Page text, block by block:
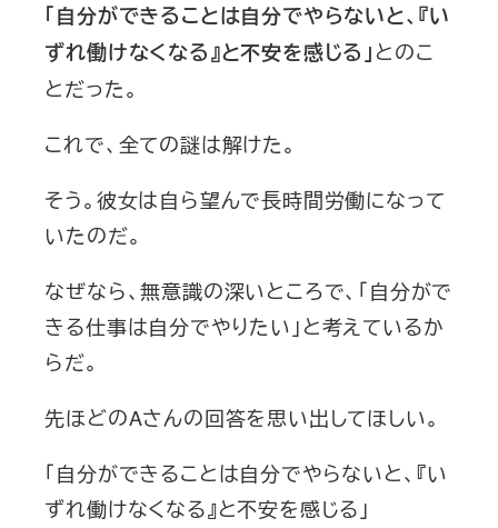
「自分ができることは自分でやらないと、『い
ずれ働けなくなる』と不安を感じる」とのこ
とだった。
これで、全ての謎は解けた。
そう。彼女は自ら望んで長時間労働になって
いたのだ。
なぜなら、無意識の深いところで、「自分がで
きる仕事は自分でやりたい」と考えているか
らだ。
先ほどのAさんの回答を思い出してほしい。
「自分ができることは自分でやらないと、『い
ずれ働けなくなる』と不安を感じる」